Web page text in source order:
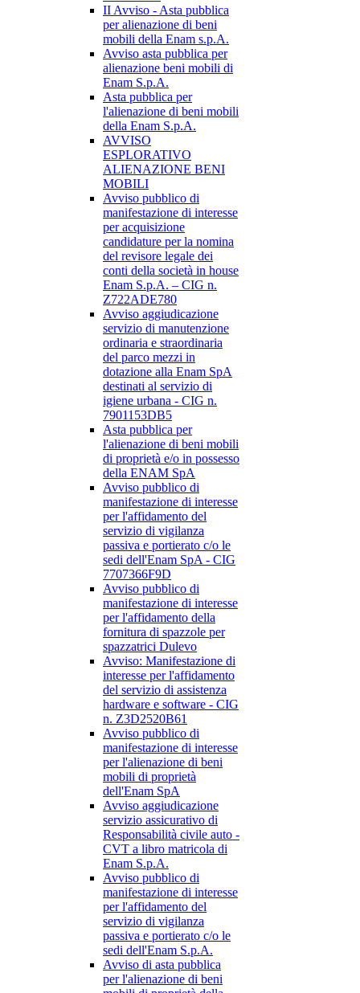
II Avviso - Asta pubblica
per alienazione di beni
mobili della Enam s.p.A.
Avviso asta pubblica per
alienazione beni mobili di
Enam S.p.A.
Asta pubblica per
l'alienazione di beni mobili
della Enam S.p.A.
AVVISO
ESPLORATIVO
ALIENAZIONE BENI
MOBILI
Avviso pubblico di
manifestazione di interesse
per acquisizione
candidature per la nomina
del revisore legale dei
conti della società in house
Enam S.p.A. – CIG n.
Z722ADE780
Avviso aggiudicazione
servizio di manutenzione
ordinaria e straordinaria
del parco mezzi in
dotazione alla Enam SpA
destinati al servizio di
igiene urbana - CIG n.
7901153DB5
Asta pubblica per
l'alienazione di beni mobili
di proprietà e/o in possesso
della ENAM SpA
Avviso pubblico di
manifestazione di interesse
per l'affidamento del
servizio di vigilanza
passiva e portierato c/o le
sedi dell'Enam SpA - CIG
7707366F9D
Avviso pubblico di
manifestazione di interesse
per l'affidamento della
fornitura di spazzole per
spazzatrici Dulevo
Avviso: Manifestazione di
interesse per l'affidamento
del servizio di assistenza
hardware e software - CIG
n. Z3D2520B61
Avviso pubblico di
manifestazione di interesse
per l'alienazione di beni
mobili di proprietà
dell'Enam SpA
Avviso aggiudicazione
servizio assicurativo di
Responsabilità civile auto -
CVT a libro matricola di
Enam S.p.A.
Avviso pubblico di
manifestazione di interesse
per l'affidamento del
servizio di vigilanza
passiva e portierato c/o le
sedi dell'Enam S.p.A.
Avviso di asta pubblica
per l'alienazione di beni